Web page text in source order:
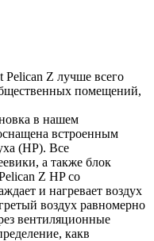
Pelican Z лучше всего
помещений,
в нашем
встроенным
(HP). Все
а также блок
Z HP со
и нагревает воздух
воздух равномерно
вентиляционные
какв